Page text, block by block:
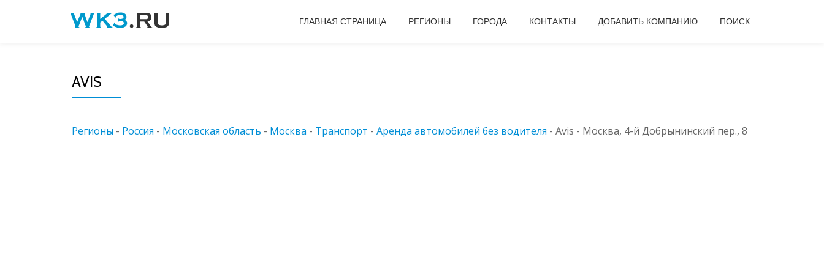
ГЛАВНАЯ СТРАНИЦА РЕГИОНЫ ГОРОДА КОНТАКТЫ ДОБАВИТЬ КОМПАНИЮ ПОИСК
AVIS
Регионы - Россия - Московская область - Москва - Транспорт - Аренда автомобилей без водителя - Avis - Москва, 4-й Добрынинский пер., 8